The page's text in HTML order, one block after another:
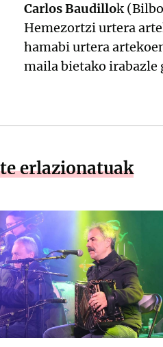
Carlos Baudillok
Hemezortzi urtera
hamabi urtera
maila bietako
erlazionatuak